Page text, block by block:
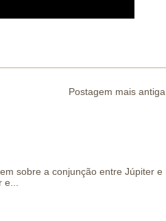
Postagem mais antiga
sobre a conjunção entre Júpiter e